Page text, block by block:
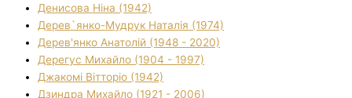
Денисова Ніна (1942)
Дерев`янко-Мудрук Наталія (1974)
Дерев'янко Анатолій (1948 - 2020)
Дерегус Михайло (1904 - 1997)
Джакомі Вітторіо (1942)
Дзиндра Михайло (1921 - 2006)